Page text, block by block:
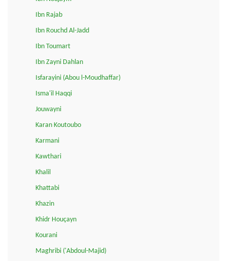
Ibn Rajab
Ibn Rouchd Al-Jadd
Ibn Toumart
Ibn Zayni Dahlan
Isfarayini (Abou l-Moudhaffar)
Isma'il Haqqi
Jouwayni
Karan Koutoubo
Karmani
Kawthari
Khalil
Khattabi
Khazin
Khidr Houçayn
Kourani
Maghribi ('Abdoul-Majid)